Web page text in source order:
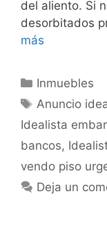
del aliento. Si
desorbitados
más
Categorías
Inmuebles
Etiquetas
Anuncio
Idealista
bancos,
vendo piso
Deja un